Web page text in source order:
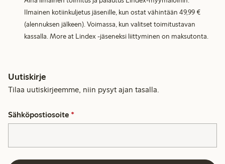
Ilmainen kotiinkuljetus jäsenille, kun ostat vähintään 49,99 €
(alennuksen jälkeen). Voimassa, kun valitset toimitustavan
kassalla. More at Lindex -jäseneksi liittyminen on maksutonta.
Uutiskirje
Tilaa uutiskirjeemme, niin pysyt ajan tasalla.
Sähköpostiosoite *